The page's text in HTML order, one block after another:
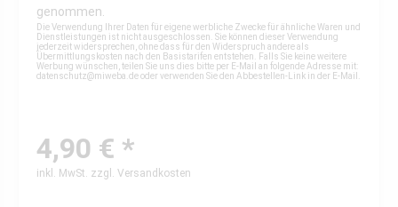
genommen.
Die Verwendung Ihrer Daten für eigene werbliche Zwecke für ähnliche Waren und
Dienstleistungen ist nicht ausgeschlossen. Sie können dieser Verwendung
jederzeit widersprechen, ohne dass für den Widerspruch andere als
Übermittlungskosten nach den Basistarifen entstehen. Falls Sie keine weitere
Werbung wünschen, teilen Sie uns dies bitte per E-Mail an folgende Adresse mit:
datenschutz@miweba.deoder verwenden Sie den Abbestellen-Link in der E-Mail.
4,90 € *
inkl. MwSt. zzgl. Versandkosten